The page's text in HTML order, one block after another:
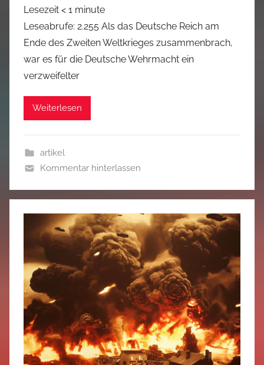
Lesezeit < 1 minute
Leseabrufe: 2.255 Als das Deutsche Reich am
Ende des Zweiten Weltkrieges zusammenbrach,
war es für die Deutsche Wehrmacht ein
verzweifelter
Weiterlesen
artikel
Kommentar hinterlassen